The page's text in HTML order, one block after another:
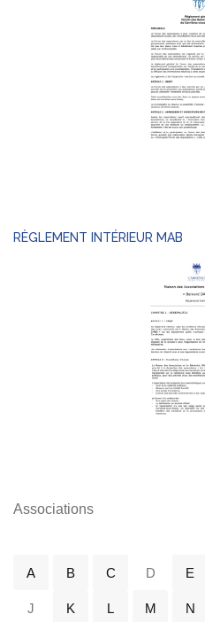
RÈGLEMENT INTÉRIEUR MAB
Associations
A B C D E
J K L M N